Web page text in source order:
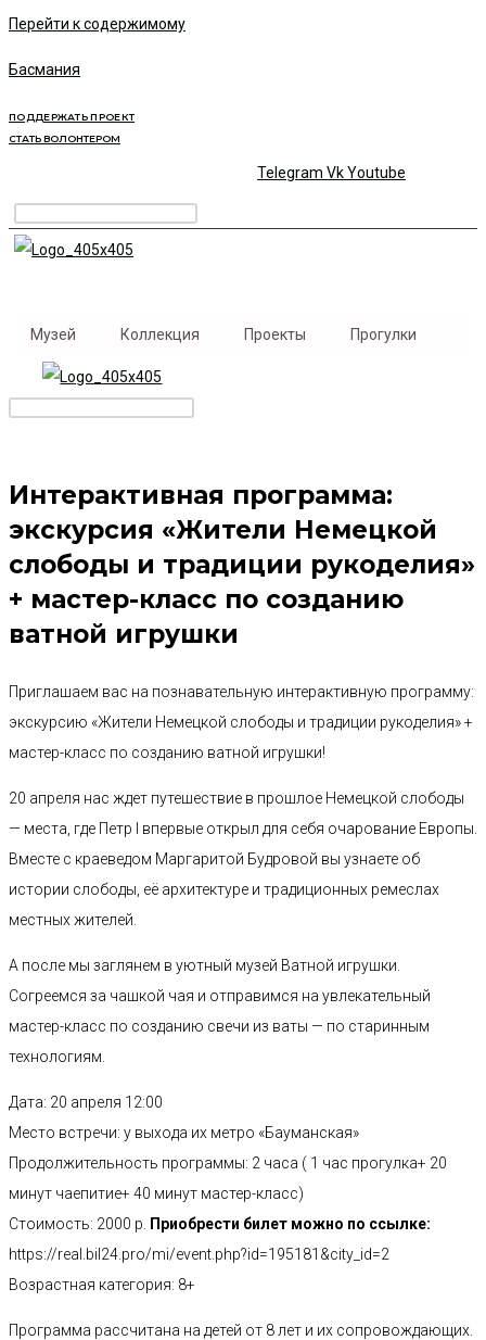
Перейти к содержимому
Басмания
ПОДДЕРЖАТЬ ПРОЕКТ
СТАТЬ ВОЛОНТЕРОМ
Telegram VkYoutube
Музей Коллекция Проекты Прогулки
Интерактивная программа:
экскурсия «Жители Немецкой
слободы и традиции рукоделия»
+ мастер-класс по созданию
ватной игрушки
Приглашаем вас на познавательную интерактивную программу:
экскурсию «Жители Немецкой слободы и традиции рукоделия» +
мастер-класс по созданию ватной игрушки!
20 апреля нас ждет путешествие в прошлое Немецкой слободы
— места, где Петр I впервые открыл для себя очарование Европы.
Вместе с краеведом Маргаритой Будровой вы узнаете об
истории слободы, её архитектуре и традиционных ремеслах
местных жителей.
А после мы заглянем в уютный музей Ватной игрушки.
Согреемся за чашкой чая и отправимся на увлекательный
мастер-класс по созданию свечи из ваты — по старинным
технологиям.
Дата: 20 апреля 12:00
Место встречи: у выхода их метро «Бауманская»
Продолжительность программы: 2 часа ( 1 час прогулка+ 20
минут чаепитие+ 40 минут мастер-класс)
Стоимость: 2000 р.
Приобрести билет можно по ссылке:
https://real.bil24.pro/mi/event.php?id=195181&city_id=2
Возрастная категория: 8+
Программа рассчитана на детей от 8 лет и их сопровождающих.